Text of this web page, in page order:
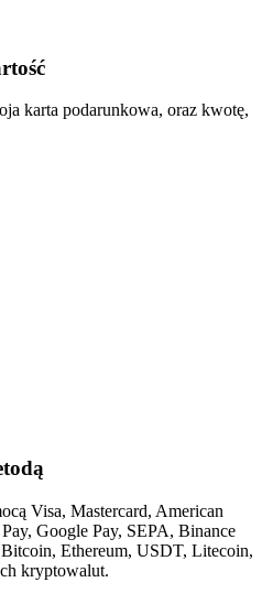
karta podarunkowa, oraz kwotę,
Visa, Mastercard, American
Google Pay, SEPA, Binance
Ethereum, USDT, Litecoin,
kryptowalut.